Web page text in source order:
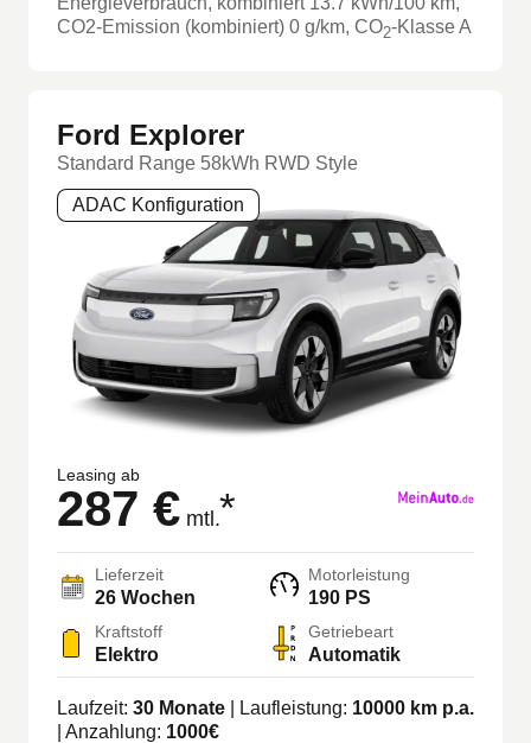
CO2-Emission (kombiniert) 0 g/km, CO2-KlasseA
Ford Explorer
Standard Range 58kWh RWD Style
ADAC Konfiguration
Leasing ab
287 € mtl.*
Lieferzeit
26 Wochen
Motorleistung
190 PS
Kraftstoff
Elektro
Getriebeart
Automatik
Laufzeit: 30 Monate | Laufleistung: 10000 km p.a.
| Anzahlung: 1000€